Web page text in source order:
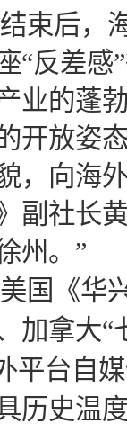
束后，
“反差
业的蓬
开放姿
，向海
副社长
州。”
国《华
加拿大“
平台自
历史温